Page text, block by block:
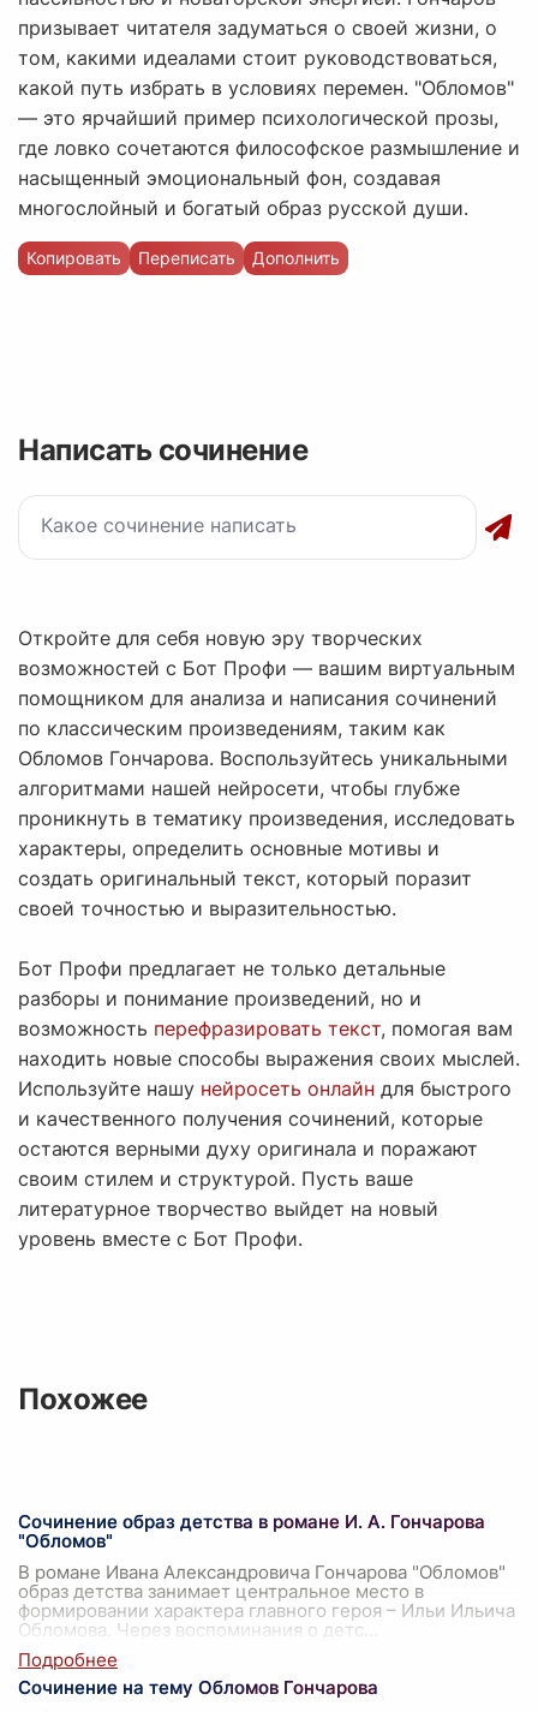
призывает читателя задуматься о своей жизни, о
том, какими идеалами стоит руководствоваться,
какой путь избрать в условиях перемен. "Обломов"
— это ярчайший пример психологической прозы,
где ловко сочетаются философское размышление и
насыщенный эмоциональный фон, создавая
многослойный и богатый образ русской души.
Копировать Переписать Дополнить
Написать сочинение
Откройте для себя новую эру творческих
возможностей с Бот Профи — вашим виртуальным
помощником для анализа и написания сочинений
по классическим произведениям, таким как
Обломов Гончарова. Воспользуйтесь уникальными
алгоритмами нашей нейросети, чтобы глубже
проникнуть в тематику произведения, исследовать
характеры, определить основные мотивы и
создать оригинальный текст, который поразит
своей точностью и выразительностью.
Бот Профи предлагает не только детальные
разборы и понимание произведений, но и
возможность перефразировать текст, помогая вам
находить новые способы выражения своих мыслей.
Используйте нашу нейросеть онлайн для быстрого
и качественного получения сочинений, которые
остаются верными духу оригинала и поражают
своим стилем и структурой. Пусть ваше
литературное творчество выйдет на новый
уровень вместе с Бот Профи.
Похожее
Сочинение образ детства в романе И. А. Гончарова
"Обломов"
В романе Ивана Александровича Гончарова "Обломов"
образ детства занимает центральное место в
формировании характера главного героя – Ильи Ильича
Обломова. Через воспоминания о детс
Сочинение на тему Обломов Гончарова